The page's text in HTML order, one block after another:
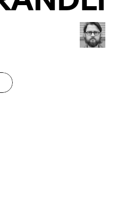
Explorer. Veuillez
navigateur.